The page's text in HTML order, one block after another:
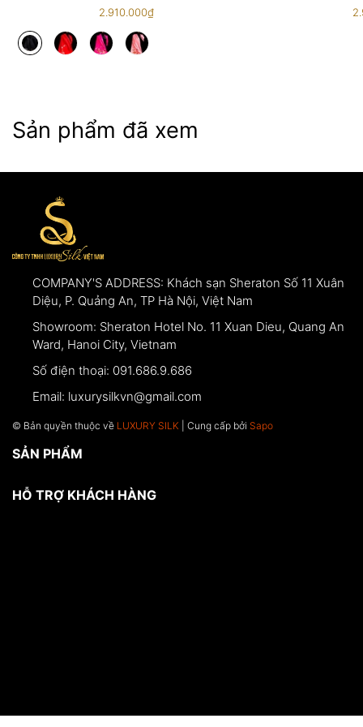
2.910.000₫
Sản phẩm đã xem
COMPANY'S ADDRESS: Khách sạn Sheraton Số 11 Xuân
Diệu, P. Quảng An, TP Hà Nội, Việt Nam
Showroom: Sheraton Hotel No. 11 Xuan Dieu, Quang An
Ward, Hanoi City, Vietnam
Số điện thoại: 091.686.9.686
Email: luxurysilkvn@gmail.com
© Bản quyền thuộc về LUXURY SILK | Cung cấp bởi Sapo
SẢN PHẨM
HỖ TRỢ KHÁCH HÀNG